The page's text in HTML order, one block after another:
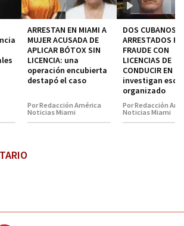
ARRESTAN EN MIAMI A
MUJER ACUSADA DE
APLICAR BÓTOX SIN
LICENCIA: una
operación encubierta
destapó el caso
Por Redacción América
Noticias Miami
DOS CUBANOS
ARRESTADOS
FRAUDE CON
LICENCIAS DE
CONDUCIR EN
investigan
organizado
Por Redacción
Noticias Miami